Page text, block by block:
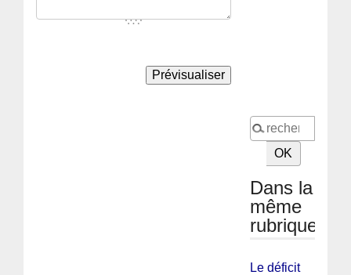
Dans la
même
rubrique
Le déficit